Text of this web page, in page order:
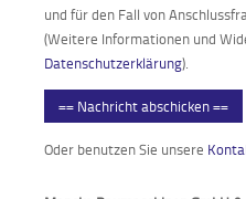
Stromerzeuger
Vibrationstechnik
Kommunaltechnik
Anbaugeräte
und für den Fall von
(Weitere Informationen und
Datenschutzerklärung).
== Nachricht abschicken ==
Oder benutzen Sie unsere